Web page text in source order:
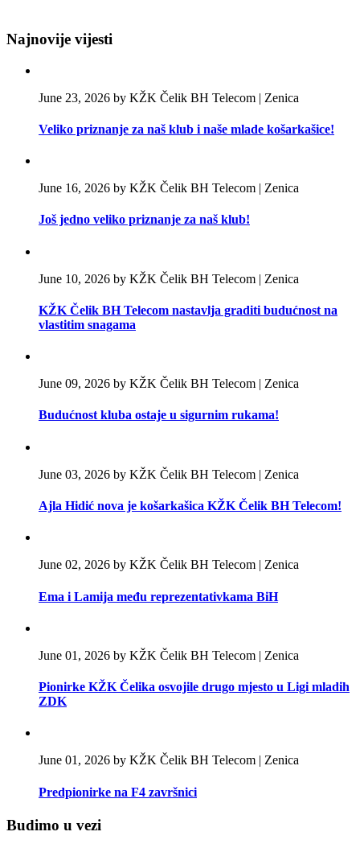
Najnovije vijesti
June 23, 2026 by KŽK Čelik BH Telecom | Zenica
Veliko priznanje za naš klub i naše mlade košarkašice!
June 16, 2026 by KŽK Čelik BH Telecom | Zenica
Još jedno veliko priznanje za naš klub!
June 10, 2026 by KŽK Čelik BH Telecom | Zenica
KŽK Čelik BH Telecom nastavlja graditi budućnost na
vlastitim snagama
June 09, 2026 by KŽK Čelik BH Telecom | Zenica
Budućnost kluba ostaje u sigurnim rukama!
June 03, 2026 by KŽK Čelik BH Telecom | Zenica
Ajla Hidić nova je košarkašica KŽK Čelik BH Telecom!
June 02, 2026 by KŽK Čelik BH Telecom | Zenica
Ema i Lamija među reprezentativkama BiH
June 01, 2026 by KŽK Čelik BH Telecom | Zenica
Pionirke KŽK Čelika osvojile drugo mjesto u Ligi mladih
ZDK
June 01, 2026 by KŽK Čelik BH Telecom | Zenica
Predpionirke na F4 završnici
Budimo u vezi